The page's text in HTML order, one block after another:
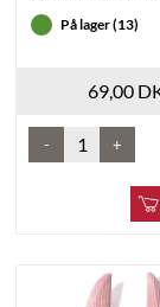
På lager (13)
69,00
- +